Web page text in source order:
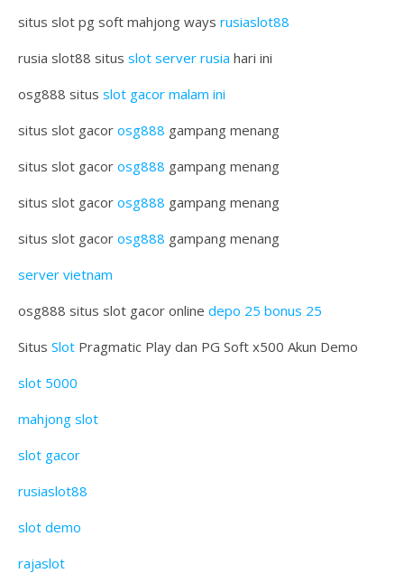
situs slot pg soft mahjong ways rusiaslot88
rusia slot88 situs slot server rusia hari ini
osg888 situs slot gacor malam ini
situs slot gacor osg888 gampang menang
situs slot gacor osg888 gampang menang
situs slot gacor osg888 gampang menang
situs slot gacor osg888 gampang menang
server vietnam
osg888 situs slot gacor online depo 25 bonus 25
Situs Slot Pragmatic Play dan PG Soft x500 Akun Demo
slot 5000
mahjong slot
slot gacor
rusiaslot88
slot demo
rajaslot